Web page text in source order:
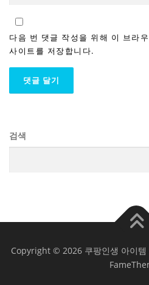
다음 번 댓글 작성을 위해 이 브라
사이트를 저장합니다.
검색
Copyright © 2026 쿠팡인생 아이템